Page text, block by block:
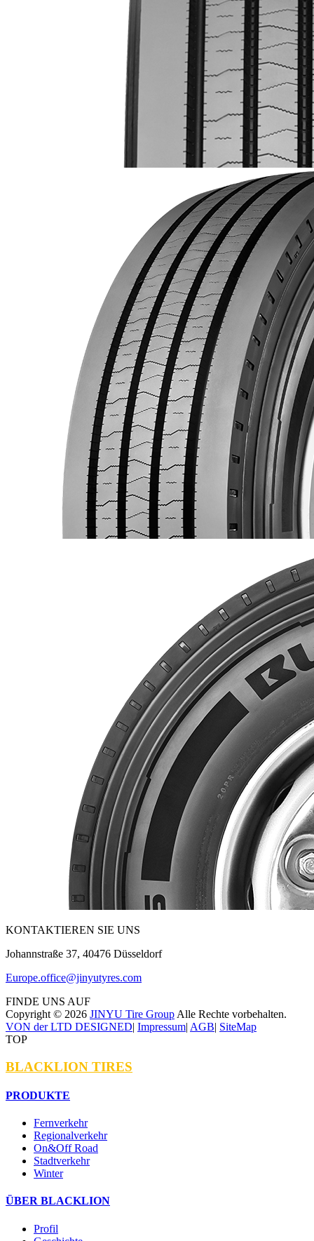
KONTAKTIEREN SIE UNS
Johannstraße 37, 40476 Düsseldorf
Europe.office@jinyutyres.com
FINDE UNS AUF
Copyright © 2026 JINYU Tire Group Alle Rechte vorbehalten.
VON der LTD DESIGNED| Impressum| AGB| SiteMap
TOP
BLACKLION TIRES
PRODUKTE
Fernverkehr
Regionalverkehr
On&Off Road
Stadtverkehr
Winter
ÜBER BLACKLION
Profil